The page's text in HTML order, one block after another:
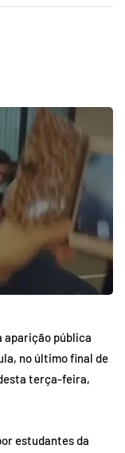
aparição pública
no último final de
terça-feira,
estudantes da